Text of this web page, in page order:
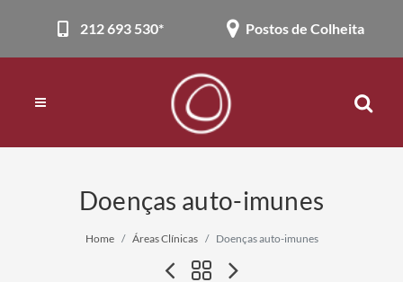
212 693 530* Postos de Colheita
Doenças auto-imunes
Home Áreas Clínicas Doenças auto-imunes